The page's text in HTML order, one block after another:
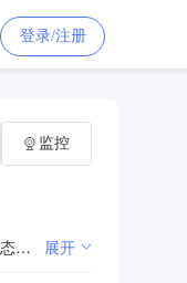
登录/注册
一般项目：环保咨询服务；技术服务、技术开发、技术咨询、技术交流、技术转让、技术推广；水利相关咨询服务；环境应急治理服务；生态恢复及生态保护服务；水污染治理；大气污染治理；土壤污染治理与修复服务；固体废物治理；噪声与振动控制服务；节能管理服务；工程管理服务；环境保护专用设备销售；仪器仪表销售；软件开发；软件销售；信息系统集成服务；碳减排、碳转化、碳捕捉、碳封存技术研发；温室气体排放控制技术研发（除依法须经批准的项目外，凭营业执照依法自主开展经营活动）。 展开
监控